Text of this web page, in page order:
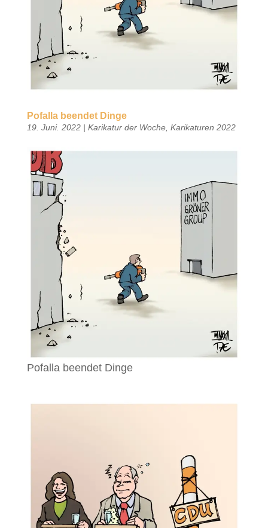
Pofalla beendet Dinge
19. Juni. 2022| Karikatur der Woche, Karikaturen 2022
Pofalla beendet Dinge